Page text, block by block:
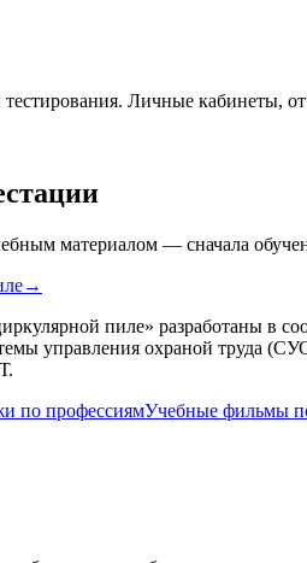
Личные кабинеты,
материалом — сначала
→
пиле» разработаны в
управления охраной труда
по профессиямУчебные фильмы